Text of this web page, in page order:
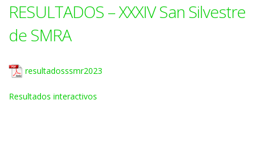
RESULTADOS – XXXIV San Silvestre
de SMRA
resultadosssmr2023
Resultados interactivos